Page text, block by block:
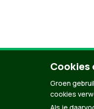
Cookies
Groen
cookies